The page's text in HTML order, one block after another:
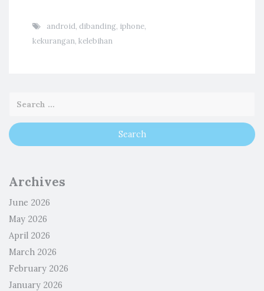
android, dibanding, iphone,
kekurangan, kelebihan
Archives
June 2026
May 2026
April 2026
March 2026
February 2026
January 2026